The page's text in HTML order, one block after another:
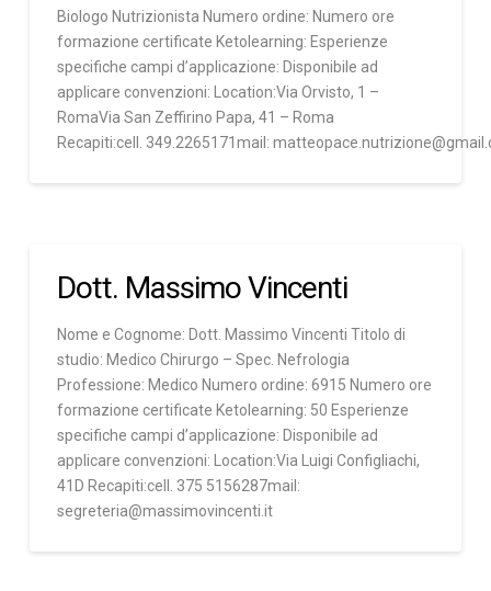
Biologo Nutrizionista Numero ordine: Numero ore
formazione certificate Ketolearning: Esperienze
specifiche campi d’applicazione: Disponibile ad
applicare convenzioni: Location:Via Orvisto, 1 –
RomaVia San Zeffirino Papa, 41 – Roma
Recapiti:cell. 349.2265171mail:
Dott. Massimo Vincenti
Nome e Cognome: Dott. Massimo Vincenti Titolo di
studio: Medico Chirurgo – Spec. Nefrologia
Professione: Medico Numero ordine: 6915 Numero ore
formazione certificate Ketolearning: 50 Esperienze
specifiche campi d’applicazione: Disponibile ad
applicare convenzioni: Location:Via Luigi Configliachi,
41D Recapiti:cell. 375 5156287mail:
segreteria@massimovincenti.it